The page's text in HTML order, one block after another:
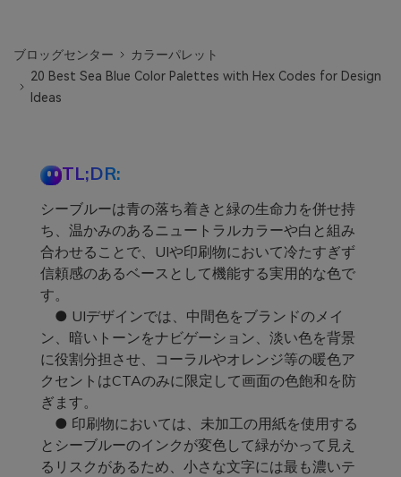
ブロッグセンター
カラーパレット
20 Best Sea Blue Color Palettes with Hex Codes for Design
Ideas
TL;DR:
シーブルーは青の落ち着きと緑の生命力を併せ持
ち、温かみのあるニュートラルカラーや白と組み
合わせることで、UIや印刷物において冷たすぎず
信頼感のあるベースとして機能する実用的な色で
す。
● UIデザインでは、中間色をブランドのメイ
ン、暗いトーンをナビゲーション、淡い色を背景
に役割分担させ、コーラルやオレンジ等の暖色ア
クセントはCTAのみに限定して画面の色飽和を防
ぎます。
● 印刷物においては、未加工の用紙を使用する
とシーブルーのインクが変色して緑がかって見え
るリスクがあるため、小さな文字には最も濃いテ